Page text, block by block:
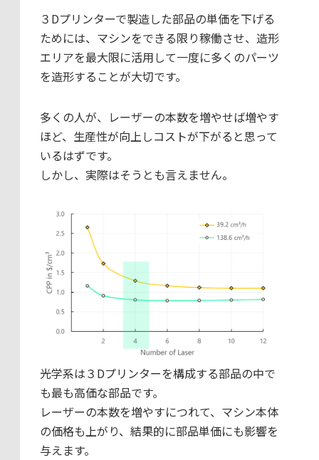
３Dプリンターで製造した部品の単価を下げる
ためには、マシンをできる限り稼働させ、造形
エリアを最大限に活用して一度に多くのパーツ
を造形することが大切です。
多くの人が、レーザーの本数を増やせば増やす
ほど、生産性が向上しコストが下がると思って
いるはずです。
しかし、実際はそうとも言えません。
光学系は３Dプリンターを構成する部品の中で
も最も高価な部品です。
レーザーの本数を増やすにつれて、マシン本体
の価格も上がり、結果的に部品単価にも影響を
与えます。